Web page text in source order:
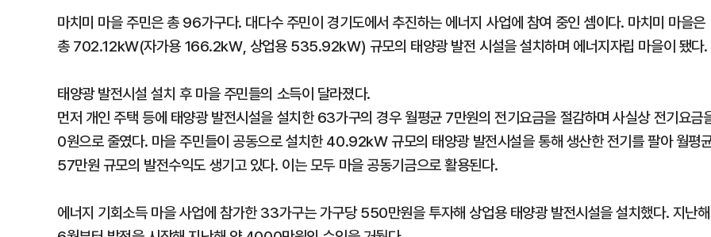
마치미 마을 주민은 총 96가구다. 대다수 주민이 경기도에서 추진하는 에너지 사업에 참여 중인 셈이다. 마치미 마을은
총 702.12kW(자가용 166.2kW, 상업용 535.92kW) 규모의 태양광 발전 시설을 설치하며 에너지자립 마을이 됐다.
태양광 발전시설 설치 후 마을 주민들의 소득이 달라졌다.
먼저 개인 주택 등에 태양광 발전시설을 설치한 63가구의 경우 월평균 7만원의 전기요금을 절감하며 사실상 전기요금
0원으로 줄였다. 마을 주민들이 공동으로 설치한 40.92kW 규모의 태양광 발전시설을 통해 생산한 전기를 팔아 월평
57만원 규모의 발전수익도 생기고 있다. 이는 모두 마을 공동기금으로 활용된다.
에너지 기회소득 마을 사업에 참가한 33가구는 가구당 550만원을 투자해 상업용 태양광 발전시설을 설치했다. 지난해